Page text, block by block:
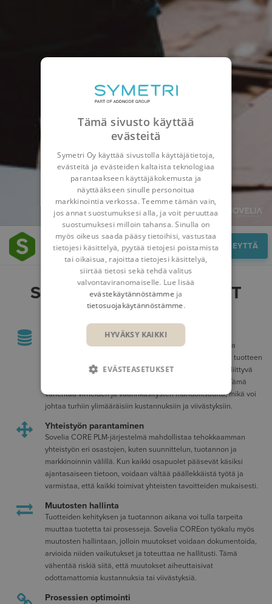
Hyödyt OTA YHTEYTTÄ
SOVELIA COREN HYÖDYT
Parempi tiedonhallinta ja jakaminen
Sovelia CORE tallentaa kaikki tuotteen elinkaaren aikana
syntyvät tiedot yhteen keskitettyyn järjestelmään, jolloin tuotteen
suunnitteluun, kehitykseen, valmistukseen ja ylläpitoon liittyvä
tieto on helposti saatavilla ja jaettavissa tiimien välillä. Tämä
vähentää virheiden ja väärinkäsitysten mahdollisuutta, mikä voi
johtaa turhiin ylimääräisiin kustannuksiin ja viivästyksiin.
Yhteistyön parantaminen
Sovelia CORE PLM-järjestelmä mahdollistaa tehokkaamman
yhteistyön eri osastojen, kuten suunnittelun, tuotannon ja
markkinoinnin välillä. Kun kaikki osapuolet pääsevät käsiksi
ajantasaiseen tietoon, voidaan vältää päällekkäistä työtä ja
varmistaa, että kaikki toimivat yhteisten tavoitteiden mukaisesti.
Muutosten hallinta
Tuotteiden kehityksen ja tuotannon aikana voi tulla tarpeita
muuttaa tuotetta tai prosesseja. Sovelia COREon työkalu myös
muutosten hallintaan, jolloin muutokset voidaan dokumentoida,
arvioida niiden vaikutukset ja toteuttaa ne hallitusti. Tämä
vähentää riskiä siitä, että muutokset aiheuttaisivat
odottamattomia kustannuksia tai viivästyksiä.
Prosessien optimointi
Tämä sivusto käyttää
evästeitä
Symetri Oy käyttää sivustolla käyttäjätietoja,
evästeitä ja evästeiden kaltaista teknologiaa
parantaakseen käyttäjäkokemusta ja
näyttääkseen sinulle personoitua
markkinointia verkossa. Teemme tämän vain,
jos annat suostumuksesi alla, ja voit peruuttaa
suostumuksesi milloin tahansa. Sinulla on
myös oikeus saada pääsy tietoihisi, vastustaa
tietojesi käsittelyä, pyytää tietojesi poistamista
tai oikaisua, rajoittaa tietojesi käsittelyä,
siirtää tietosi sekä tehdä valitus
valvontaviranomaiselle. Lue lisää
evästekäytännöstämme ja
tietosuojakäytännöstämme.
HYVÄKSY KAIKKI
EVÄSTEASETUKSET